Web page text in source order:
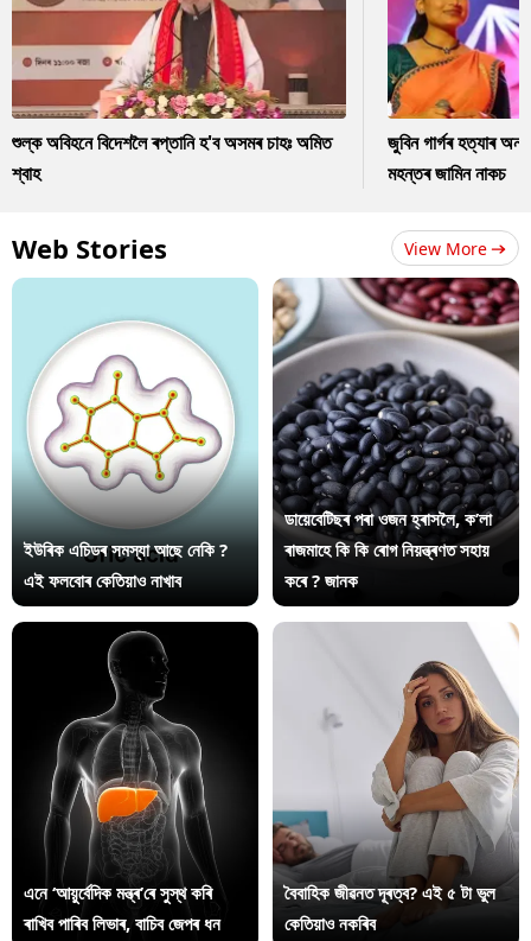
শুল্ক অবিহনে বিদেশলৈ ৰপ্তানি হ'ব অসমৰ চাহঃ অমিত
শ্বাহ
জুবিন গাৰ্গৰ হত্যাৰ
মহন্তৰ জামিন নাকচ
Web Stories View More
ইউৰিক এচিডৰ সমস্যা আছে নেকি ?
এই ফলবোৰ কেতিয়াও নাখাব
ডায়েবেটিছৰ পৰা ওজন হ্ৰাসলৈ, ক’লা
ৰাজমাহে কি কি ৰোগ নিয়ন্ত্ৰণত সহায়
কৰে ? জানক
এনে ‘আয়ুৰ্বেদিক মন্ত্ৰ’ৰে সুস্থ কৰি
ৰাখিব পাৰিব লিভাৰ, বাচিব জেপৰ ধন
বৈবাহিক জীৱনত দূৰত্ব? এই ৫ টা ভুল
কেতিয়াও নকৰিব